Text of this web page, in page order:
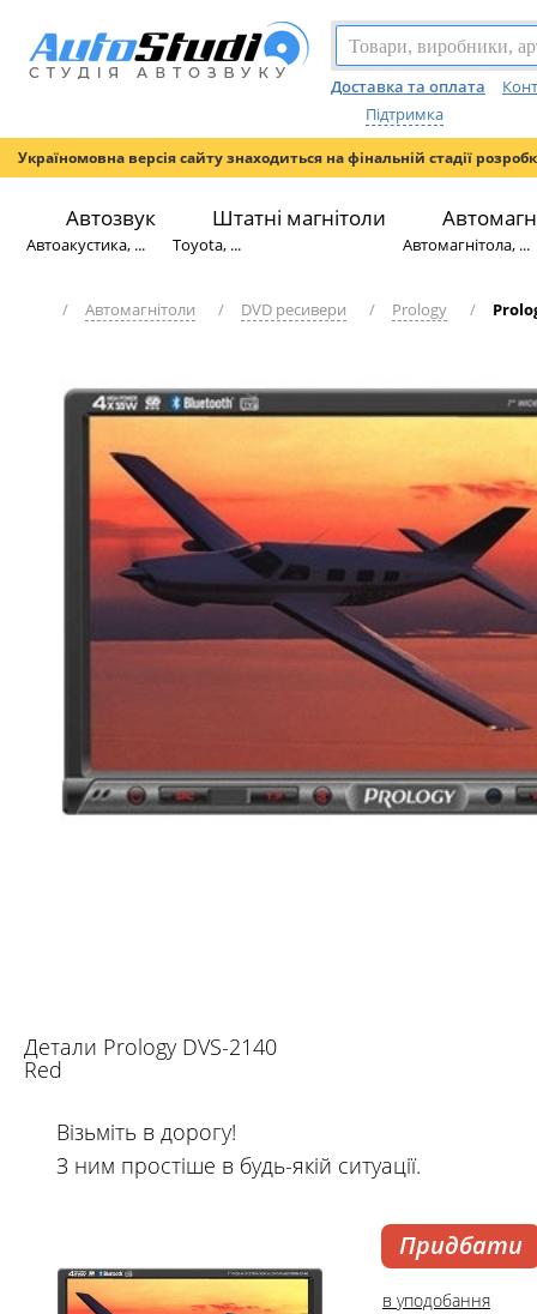
Доставка та оплата
Підтримка
Україномовна версія сайту знаходиться на фінальній стадії
Автозвук
Автоакустика, ...
Штатні магнітоли
Toyota, ... Автомагнітола, ...
/ Автомагнітоли / DVD ресивери / Prology /
Детали Prology DVS-2140
Red
Візьміть в дорогу!
З ним простіше в будь-якій ситуації.
Придбати
в уподобання